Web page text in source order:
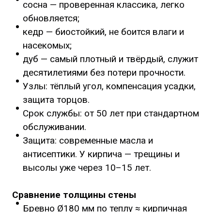
сосна — проверенная классика, легко
обновляется;
кедр — биостойкий, не боится влаги и
насекомых;
дуб — самый плотный и твёрдый, служит
десятилетиями без потери прочности.
Узлы: тёплый угол, компенсация усадки,
защита торцов.
Срок службы: от 50 лет при стандартном
обслуживании.
Защита: современные масла и
антисептики. У кирпича — трещины и
высолы уже через 10–15 лет.
Сравнение толщины стены
Бревно Ø180 мм по теплу ≈ кирпичная